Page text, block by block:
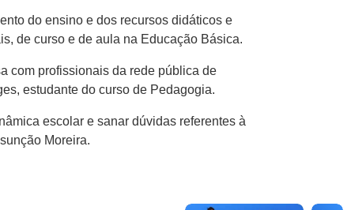
do ensino e dos recursos didáticos e
de curso e de aula na Educação Básica.
com profissionais da rede pública de
estudante do curso de Pedagogia.
escolar e sanar dúvidas referentes à
Moreira.